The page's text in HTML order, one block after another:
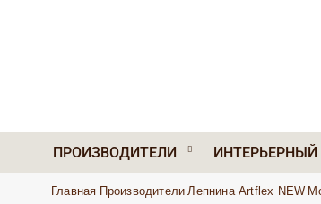
ПРОИЗВОДИТЕЛИ ИНТЕРЬЕРНЫЙ
Главная Производители Лепнина Artflex NEW